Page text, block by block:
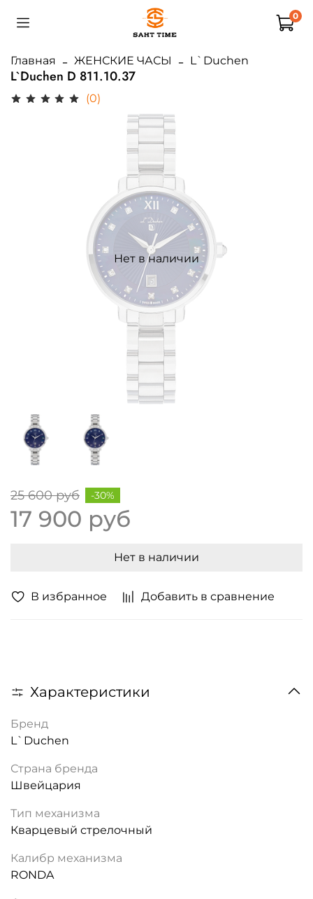
0
Главная ЖЕНСКИЕ ЧАСЫ L`Duchen
L`Duchen D 811.10.37
(0)
В избранное Добавить в сравнение
Нет в наличии
25 600 руб
17 900 руб
-30%
Нет в наличии
Характеристики
Бренд
L`Duchen
Страна бренда
Швейцария
Тип механизма
Кварцевый стрелочный
Калибр механизма
RONDA